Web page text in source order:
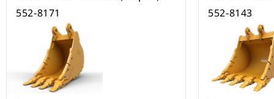
552-8171
552-8143